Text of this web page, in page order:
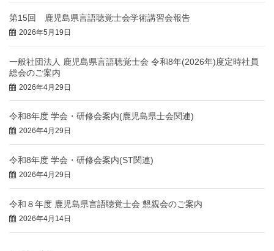
第15回 鹿児島県言語聴覚士会学術講習会報告
2026年5月19日
一般社団法人 鹿児島県言語聴覚士会 令和8年(2026年)度定時社員
総会のご案内
2026年4月29日
令和8年度 学会・研修会案内(鹿児島県士会関連)
2026年4月29日
令和8年度 学会・研修会案内(ST関連)
2026年4月29日
令和８年度 鹿児島県言語聴覚士会 懇親会のご案内
2026年4月14日